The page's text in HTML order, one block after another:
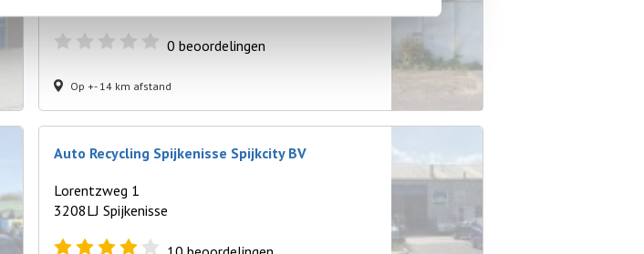
0 beoordelingen
Op +- 14 km afstand
Auto Recycling Spijkenisse Spijkcity BV
Lorentzweg 1
3208LJ Spijkenisse